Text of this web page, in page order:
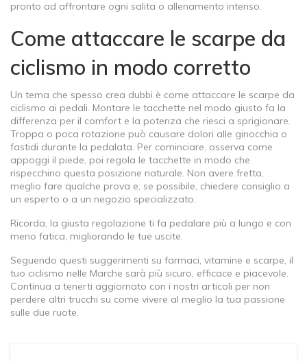
pronto ad affrontare ogni salita o allenamento intenso.
Come attaccare le scarpe da
ciclismo in modo corretto
Un tema che spesso crea dubbi è come attaccare le scarpe da
ciclismo ai pedali. Montare le tacchette nel modo giusto fa la
differenza per il comfort e la potenza che riesci a sprigionare.
Troppa o poca rotazione può causare dolori alle ginocchia o
fastidi durante la pedalata. Per cominciare, osserva come
appoggi il piede, poi regola le tacchette in modo che
rispecchino questa posizione naturale. Non avere fretta,
meglio fare qualche prova e, se possibile, chiedere consiglio a
un esperto o a un negozio specializzato.
Ricorda, la giusta regolazione ti fa pedalare più a lungo e con
meno fatica, migliorando le tue uscite.
Seguendo questi suggerimenti su farmaci, vitamine e scarpe, il
tuo ciclismo nelle Marche sarà più sicuro, efficace e piacevole.
Continua a tenerti aggiornato con i nostri articoli per non
perdere altri trucchi su come vivere al meglio la tua passione
sulle due ruote.